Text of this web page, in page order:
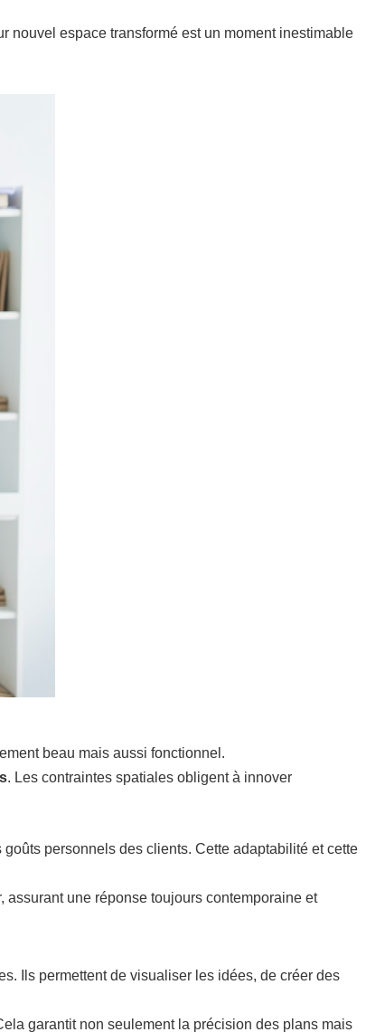
nouvel espace transformé est un moment inestimable
beau mais aussi fonctionnel.
. Les contraintes spatiales obligent à innover
personnels des clients. Cette adaptabilité et cette
une réponse toujours contemporaine et
Ils permettent de visualiser les idées, de créer des
garantit non seulement la précision des plans mais